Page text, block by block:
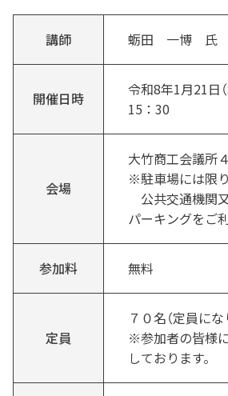
講師 蛎田 一博 氏
開催日時
令和8年1月21日
15：30
会場
大竹商工会議所
※駐車場には限
公共交通機関
パーキングをご
参加料 無料
定員
７０名（定員に
※参加者の皆様
しております。